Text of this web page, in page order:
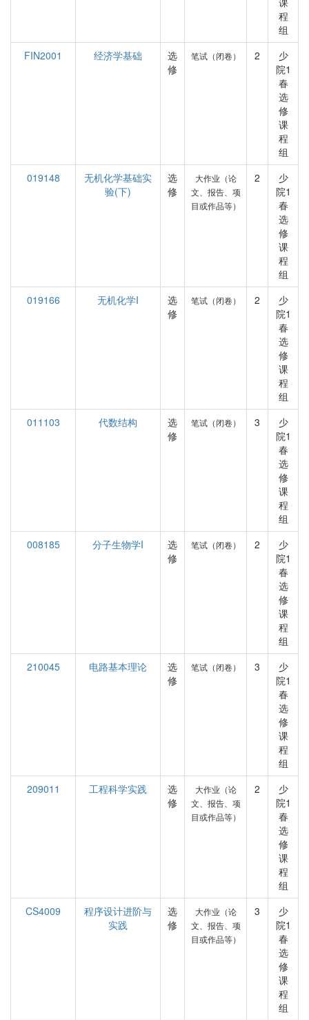
程
组
FIN2001
经济学基础
选
修
笔试（闭卷） 2
少
院1
春
选
修
课
程
组
019148
无机化学基础实
验(下)
选
修
大作业（论
文、报告、项
目或作品等）
2
少
院1
春
选
修
课
程
组
019166
无机化学I
选
修
笔试（闭卷） 2
少
院1
春
选
修
课
程
组
011103
代数结构
选
修
笔试（闭卷） 3
少
院1
春
选
修
课
程
组
008185
分子生物学I
选
修
笔试（闭卷） 2
少
院1
春
选
修
课
程
组
210045
电路基本理论
选
修
笔试（闭卷） 3
少
院1
春
选
修
课
程
组
209011
工程科学实践
选
修
大作业（论
文、报告、项
目或作品等）
2
少
院1
春
选
修
课
程
组
CS4009
程序设计进阶与
实践
选
修
大作业（论
文、报告、项
目或作品等）
3
少
院1
春
选
修
课
程
组